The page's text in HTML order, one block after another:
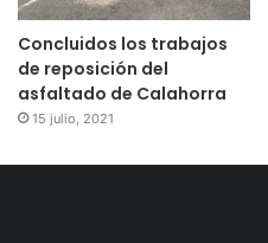
Concluidos los trabajos
de reposición del
asfaltado de Calahorra
15 julio, 2021